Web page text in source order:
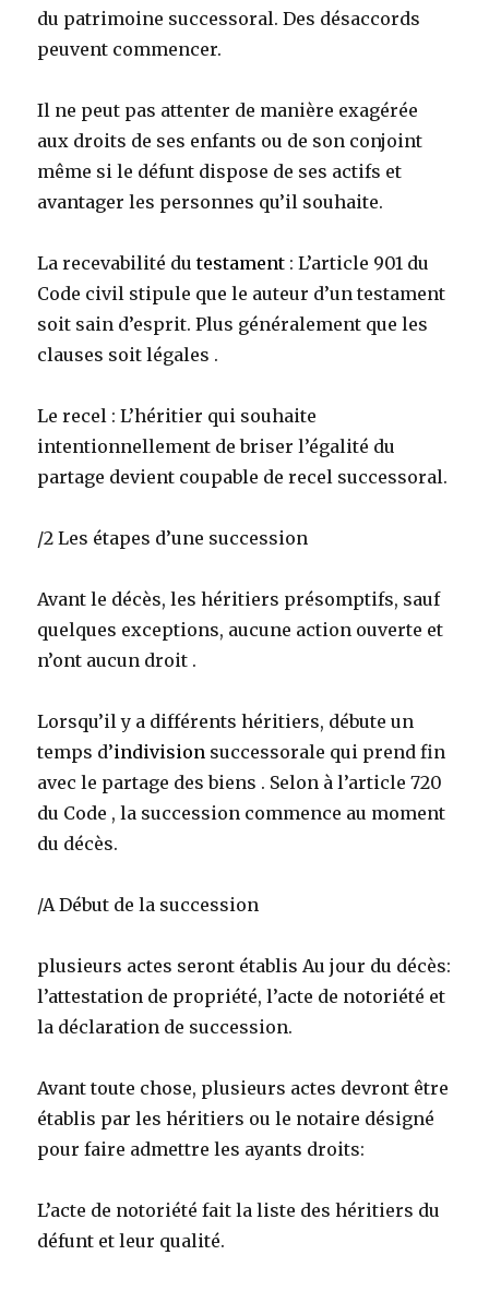
du patrimoine successoral. Des désaccords
peuvent commencer.
Il ne peut pas attenter de manière exagérée
aux droits de ses enfants ou de son conjoint
même si le défunt dispose de ses actifs et
avantager les personnes qu’il souhaite.
La recevabilité dutestament : L’article 901 du
Code civil stipule que le auteur d’un testament
soit sain d’esprit. Plus généralement que les
clauses soit légales .
Le recel : L’héritier qui souhaite
intentionnellement de briser l’égalité du
partage devient coupable de recel successoral.
/2 Les étapes d’une succession
Avant le décès, les héritiers présomptifs, sauf
quelques exceptions, aucune action ouverte et
n’ont aucun droit .
Lorsqu’il y a différents héritiers, débute un
temps d’indivision successorale qui prend fin
avec le partage des biens . Selon à l’article 720
du Code , la succession commence au moment
du décès.
/A Début de la succession
plusieurs actes seront établis Au jour du décès:
l’attestation de propriété, l’acte de notoriété et
la déclaration de succession.
Avant toute chose, plusieurs actes devront être
établis par les héritiers ou le notaire désigné
pour faire admettre les ayants droits:
L’acte de notoriété fait la liste des héritiers du
défunt et leur qualité.